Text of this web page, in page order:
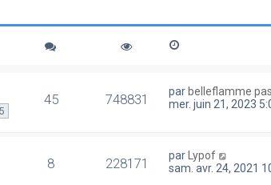
5
45 748831 par belleflamme
mer. juin 21, 2023
8 228171 par Lypof
sam. avr. 24, 2021